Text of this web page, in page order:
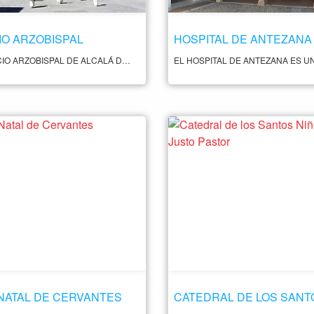
ARZOBISPAL
EL PALACIO ARZOBISPAL DE ALCALÁ DE HENARES ES UN EDIFICIO HISTÓRICO SITUADO EN LA PLAZA DE LAS TRES CULTURAS. FUE CONSTRUIDO EN EL SIGLO XVIII Y ES DE ESTILO BARROCO. EL PALACIO ARZOBISPAL DE ALCALÁ DE HENARES ES UN EDIFICIO DE GRAN BELLEZA ARQUITECTÓNICA, CON UNA IMPRESIONANTE FACHADA Y UNA GRAN ESCALINATA. EN SU INTERIOR, CUENTA CON NUMEROSAS SALAS Y ESTANCIAS, ALGUNAS DE LAS CUALES ESTÁN DECORADAS CON FRESCOS Y ELEMENTOS DE ESTILO ROCOCÓ. EL EDIFICIO HA SIDO UTILIZADO COMO RESIDENCIA DE LOS ARZOBISPOS DE ALCALÁ DE HENARES DESDE SU CONSTRUCCIÓN Y ACTUALMENTE SIGUE CUMPLIENDO ESA FUNCIÓN. TAMBIÉN ES UTILIZADO PARA ALBERGAR EVENTOS Y ACTIVIDADES CULTURALES.
HOSPITAL DE ANTEZANA
DE CERVANTES